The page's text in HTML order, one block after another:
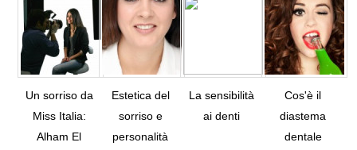
Un sorriso da
Miss Italia:
Alham El
Estetica del
sorriso e
personalità
La sensibilità
ai denti
Cos'è il
diastema
dentale